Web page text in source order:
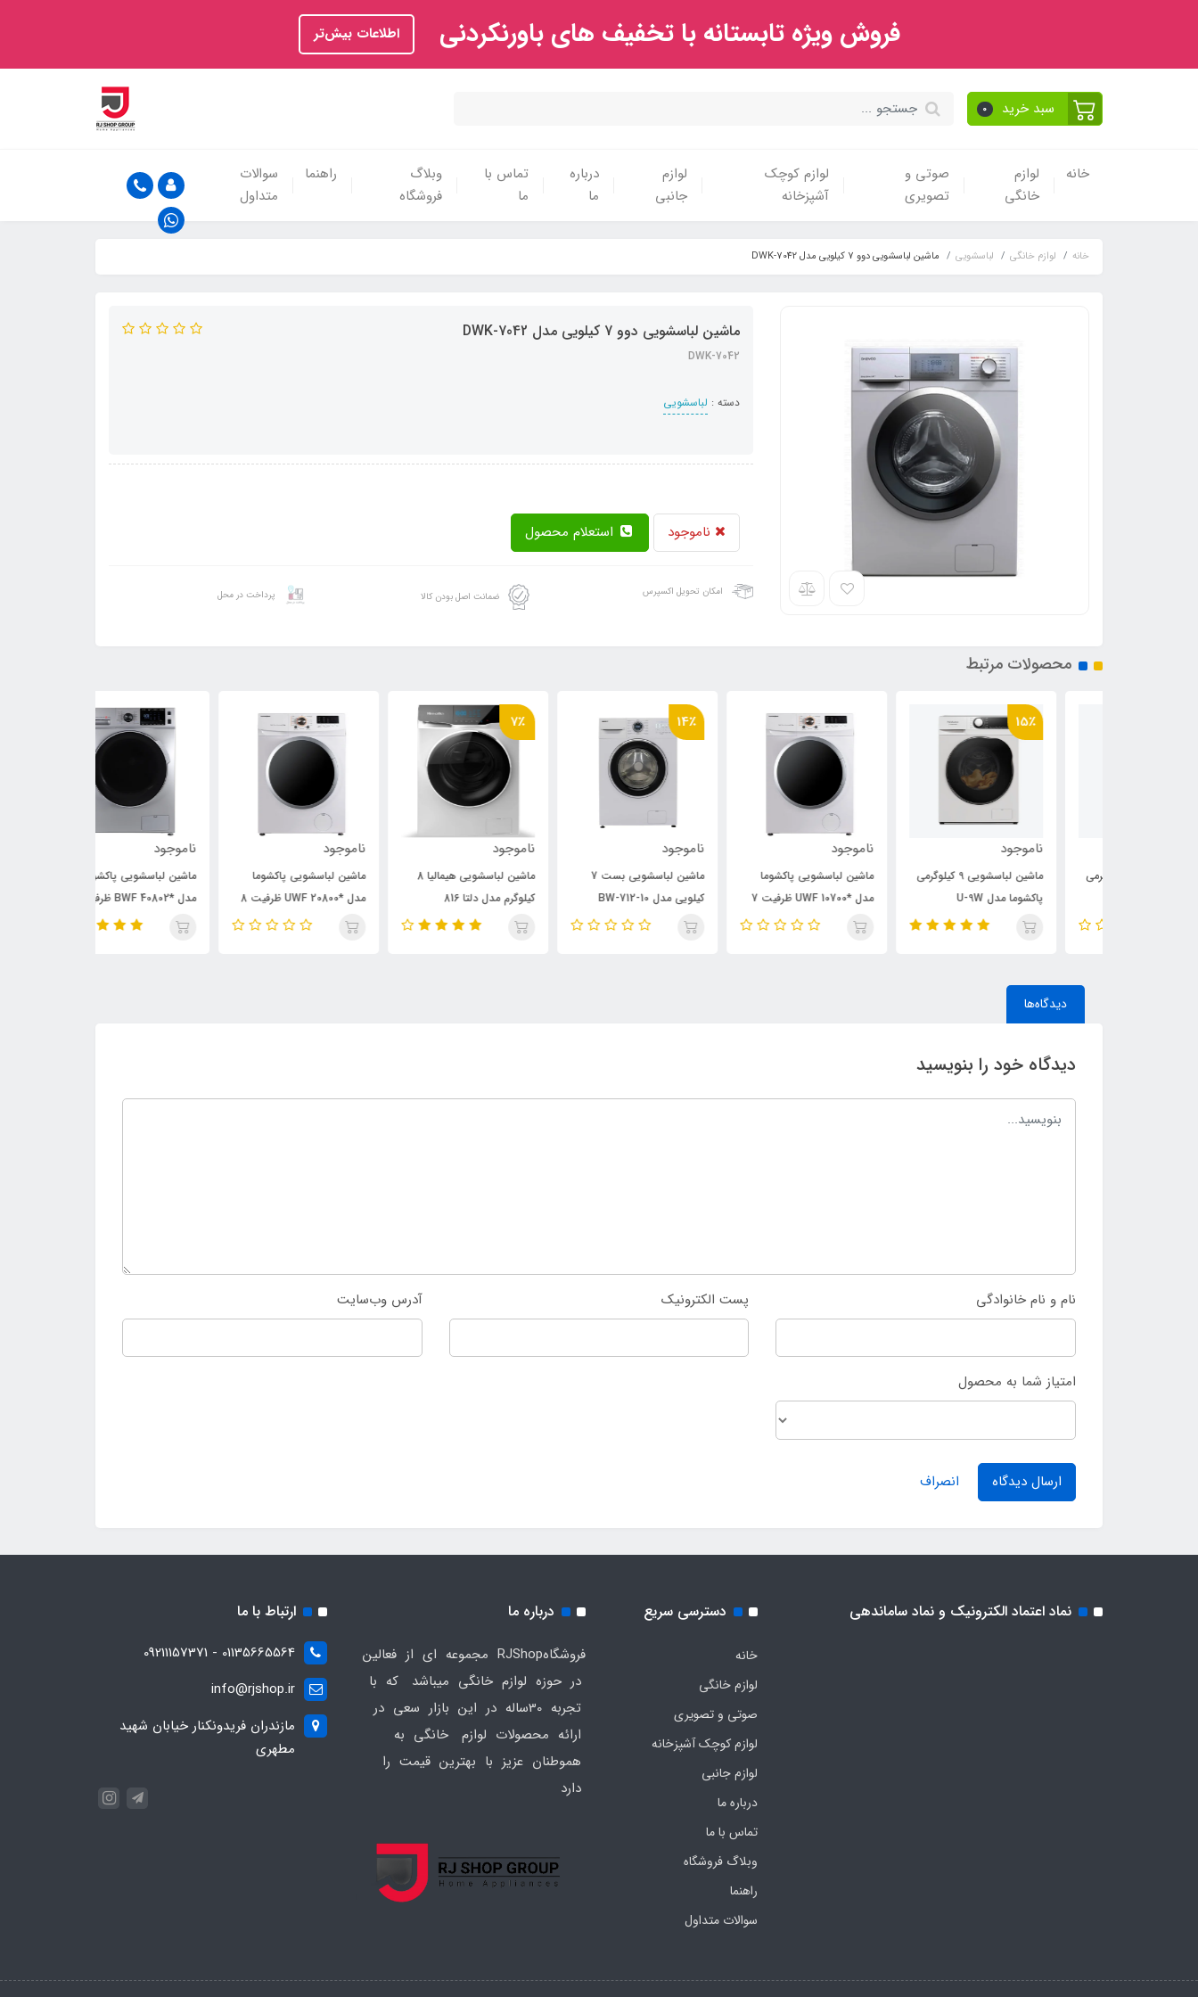
فروش ویژه تابستانه با تخفیف های باورنکردنی اطلاعات بیش‌تر
سبد خرید 0
خانه
لوازم
خانگی
صوتی و
تصویری
لوازم کوچک
آشپزخانه
لوازم
جانبی
درباره
ما
تماس با
ما
وبلاگ
فروشگاه
راهنما
سوالات
متداول
خانه لوازم خانگی لباسشویی ماشین لباسشویی دوو 7 کیلویی مدل DWK-7042
ماشین لباسشویی دوو 7 کیلویی مدل DWK-7042
DWK-7042
دسته : لباسشویی
ناموجود
امکان تحویل اکسپرس ضمانت اصل بودن کالا پرداخت در محل
محصولات مرتبط
ماشین لباسشویی 9 کیلوگرمی
پاکشوما مدل U-9W
ماشین لباسشویی پاکشوما
مدل *UWF 10700 ظرفیت 7
کیلوگرم
ماشین لباسشویی بست 7
کیلویی مدل BW-712-10
ماشین لباسشویی هیمالیا 8
کیلوگرم مدل دلتا 816
ماشین لباسشویی پاکشوما
مدل *UWF 20800 ظرفیت 8
کیلوگرم
ماشین لباسشویی پاکشوما
مدل *BWF 40802 ظرفیت 8
کیلوگرم
دیدگاه‌ها
دیدگاه خود را بنویسید
نام و نام خانوادگی پست الکترونیک آدرس وب‌سایت
امتیاز شما به محصول
ارسال دیدگاه انصراف
نماد اعتماد الکترونیک و نماد ساماندهی دسترسی سریع
خانه
لوازم خانگی
صوتی و تصویری
لوازم کوچک آشپزخانه
لوازم جانبی
درباره ما
تماس با ما
وبلاگ فروشگاه
راهنما
سوالات متداول
درباره ما
فروشگاهRJShop مجموعه ای از فعالین
در حوزه لوازم خانگی میباشد که با
تجربه 30ساله در این بازار سعی در
ارائه محصولات لوازم خانگی به
هموطنان عزیز با بهترین قیمت را
دارد
ارتباط با ما
01135665564 - 09211157371
info@rjshop.ir
مازندران فریدونکنار خیابان شهید
مطهری